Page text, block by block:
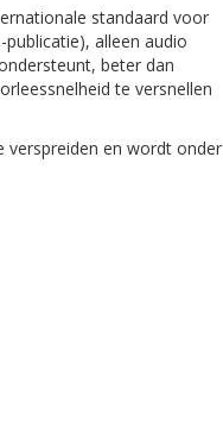
standaard voor
alleen audio
beter dan
te versnellen
verspreiden en wordt onder